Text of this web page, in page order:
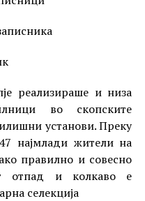
реализираше и низа
во скопските
установи. Преку
најмлади жители на
правилно и совесно
отпад и колкаво е
селекција